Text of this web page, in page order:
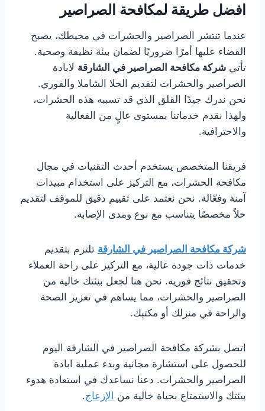
افضل طريقة لمكافحة الصراصير
عندما تنتشر الصراصير والحشرات في محيطك، يصبح
القضاء عليها أمرًا ضروريًا لضمان بيئة نظيفة وصحية.
تأتي شركة مكافحة الصراصير في الشارقة لابادة
الصراصير والحشرات لتقديم الحلا الشاملا والفوري.
نحن ندرك جيدًا القلق الذي قد تسببه هذه الحشرات،
ولهذا نقدم خدماتنا بمستوى عالٍ من الفعالية
والاحترافية.
فريقنا المتخصص يستخدم أحدث التقنيات في مجال
مكافحة الحشرات، مع التركيز على استخدام مبيدات
آمنة وفعّالة. نحن نعتمد على تقييم دقيق للموقف لتقديم
حلاً مخصصًا يتناسب مع نوع ومدى الإصابة.
شركة مكافحة الصراصير في الشارقة تلتزم بتقديم
خدمات ذات جودة عالية، مع التركيز على راحة العملاء
وتحقيق نتائج فورية. نحن هنا لجعل بيئتك خالية من
الصراصير والحشرات، مما يساهم في تعزيز الصحة
والراحة في منزلك أو مكتبك.
اتصل بشركة مكافحة الصراصير في الشارقة اليوم
للحصول على استشارة مجانية وبدء عملية ابادة
الصراصير والحشرات. دعنا نساعدك في استعادة هدوء
بيئتك والاستمتاع بحياة خالية من الإزعاج.